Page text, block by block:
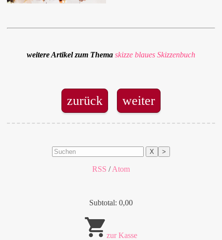
weitere Artikel zum Thema skizze blaues Skizzenbuch
zurück weiter
X >
RSS /Atom
Subtotal: 0,00
zur Kasse